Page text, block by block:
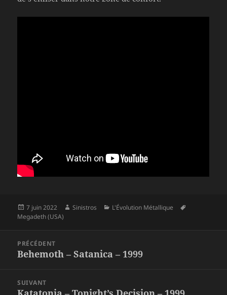
Publié
le
7 juin 2022 Auteur
Sinistros Catégories
L'Évolution Métallique
Megadeth (USA)
l’article
PRÉCÉDENT
Article
Behemoth – Satanica – 1999
SUIVANT
Article